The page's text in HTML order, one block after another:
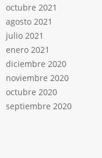
octubre 2021
agosto 2021
julio 2021
enero 2021
diciembre 2020
noviembre 2020
octubre 2020
septiembre 2020